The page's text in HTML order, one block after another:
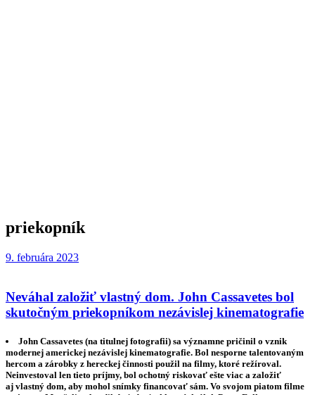
priekopník
9. februára 2023
Neváhal založiť vlastný dom. John Cassavetes bol
skutočným priekopníkom nezávislej kinematografie
John Cassavetes (na titulnej fotografii) sa významne pričinil o vznik
modernej americkej nezávislej kinematografie. Bol nesporne talentovaným
hercom a zárobky z hereckej činnosti použil na filmy, ktoré režíroval.
Neinvestoval len tieto príjmy, bol ochotný riskovať ešte viac a založiť
aj vlastný dom, aby mohol snímky financovať sám. Vo svojom piatom filme